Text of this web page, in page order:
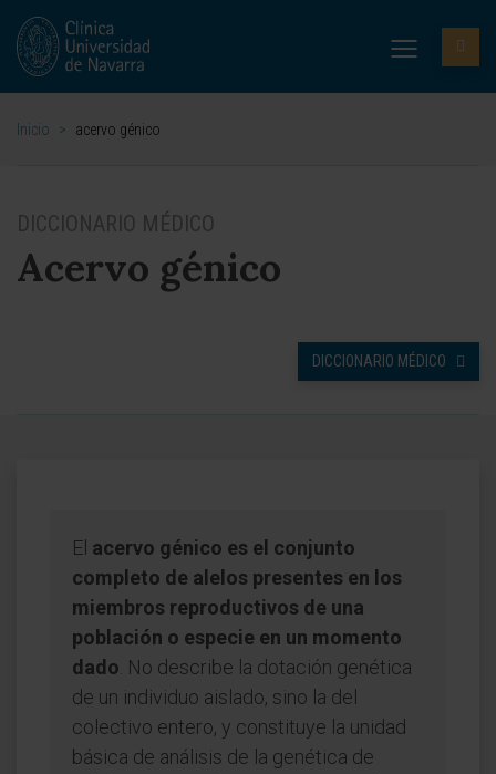
Inicio > acervo génico
DICCIONARIO MÉDICO
Acervo génico
DICCIONARIO MÉDICO
El acervo génico es el conjunto
completo de alelos presentes en los
miembros reproductivos de una
población o especie en un momento
dado . No describe la dotación genética
de un individuo aislado, sino la del
colectivo entero, y constituye la unidad
básica de análisis de la genética de